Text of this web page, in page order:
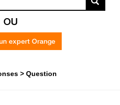
OU
expert Orange
Question